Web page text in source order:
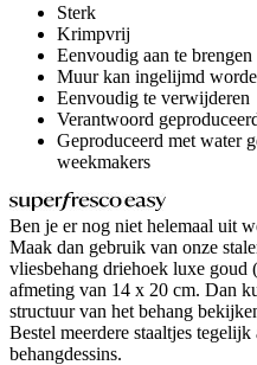
Sterk
Krimpvrij
Eenvoudig aan te brengen
Muur kan ingelijmd
Eenvoudig te verwijderen
Verantwoord
Geproduceerd met water
weekmakers
Ben je er nog niet helemaal uit
Maak dan gebruik van onze
vliesbehang driehoek luxe goud
afmeting van 14 x 20 cm. Dan
structuur van het behang
Bestel meerdere staaltjes
behangdessins.